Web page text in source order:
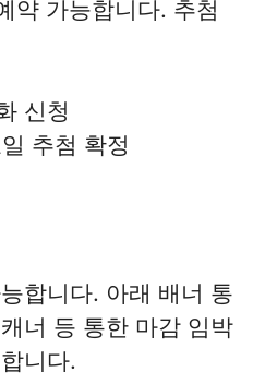
약 가능합니다. 추첨
신청
추첨 확정
합니다. 아래 배너 통
너 등 통한 마감 임박
니다.